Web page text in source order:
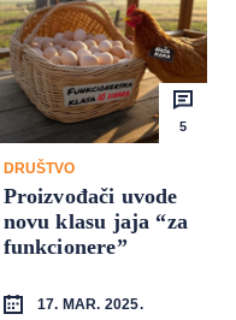
5
DRUŠTVO
Proizvođači uvode
novu klasu jaja “za
funkcionere”
17. MAR. 2025.